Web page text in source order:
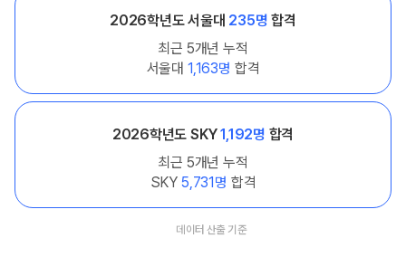
2026학년도 서울대 235명 합격
최근 5개년 누적
서울대 1,163명 합격
2026학년도 SKY1,192명 합격
최근 5개년 누적
SKY 5,731명 합격
데이터 산출 기준